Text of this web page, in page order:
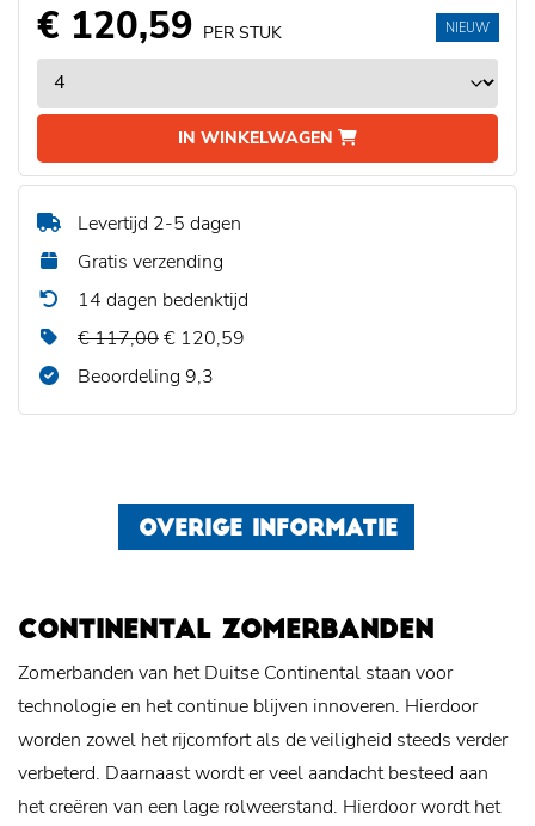
€ 120,59 PER STUK
IN WINKELWAGEN
NIEUW
Levertijd 2-5 dagen
Gratis verzending
14 dagen bedenktijd
€ 117,00€ 120,59
Beoordeling 9,3
OVERIGE INFORMATIE
CONTINENTAL ZOMERBANDEN
Zomerbanden van het Duitse Continental staan voor
technologie en het continue blijven innoveren. Hierdoor
worden zowel het rijcomfort als de veiligheid steeds verder
verbeterd. Daarnaast wordt er veel aandacht besteed aan
het creëren van een lage rolweerstand. Hierdoor wordt het